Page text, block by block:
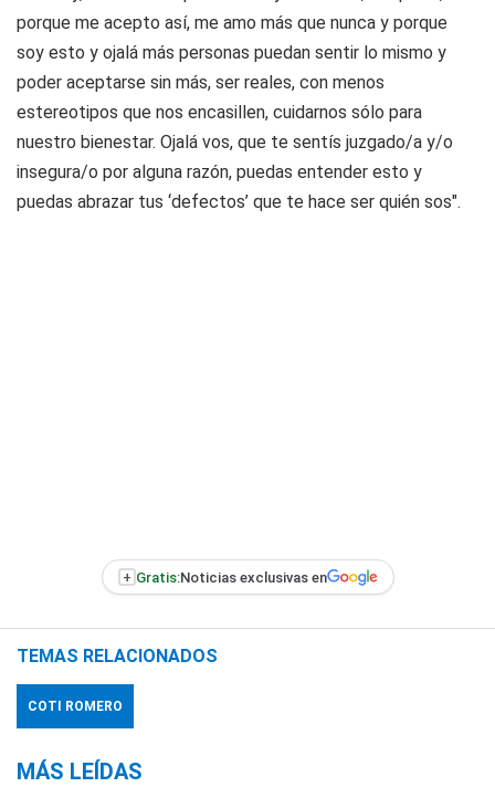
porque me acepto así, me amo más que nunca y porque
soy esto y ojalá más personas puedan sentir lo mismo y
poder aceptarse sin más, ser reales, con menos
estereotipos que nos encasillen, cuidarnos sólo para
nuestro bienestar. Ojalá vos, que te sentís juzgado/a y/o
insegura/o por alguna razón, puedas entender esto y
puedas abrazar tus ‘defectos’ que te hace ser quién sos".
+ Gratis:Noticias exclusivas en
TEMAS RELACIONADOS
COTI ROMERO
MÁS LEÍDAS